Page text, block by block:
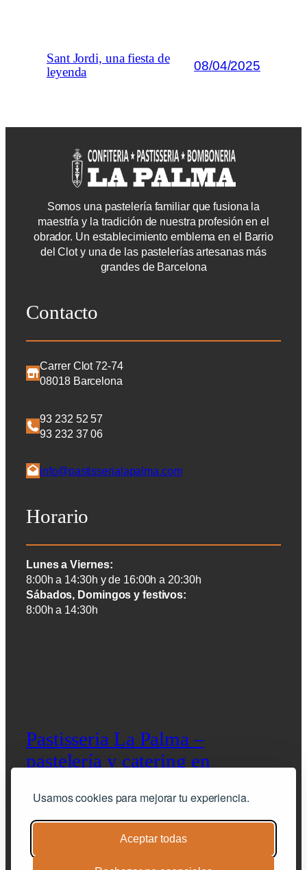
Usamos cookies para mejorar tu experiencia.
Aceptar todas
Sant Jordi, una fiesta de
leyenda
08/04/2025
Somos una pastelería familiar que fusiona la
maestría y la tradición de nuestra profesión en el
obrador. Un establecimiento emblema en el Barrio
del Clot y una de las pastelerías artesanas más
grandes de Barcelona
Contacto
Carrer Clot 72-74
08018 Barcelona
93 232 52 57
93 232 37 06
info@pastisserialapalma.com
Horario
Lunes a Viernes:
8:00h a 14:30h y de 16:00h a 20:30h
Sábados, Domingos y festivos:
8:00h a 14:30h
Pastisseria La Palma –
pastelería y catering en
pastelería artesana y catering de calidad